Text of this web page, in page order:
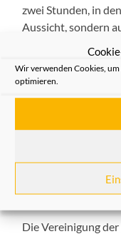
Wir verwenden Cookies,
optimieren.
zwei Stunden, in
Aussicht, sondern
Bord genießen
Düsseldorfer
Führung und
Für das leibliche
zur entspannten
Veranstaltung bot
Gelegenheit, sich
knüpfen.
Die Vereinigung